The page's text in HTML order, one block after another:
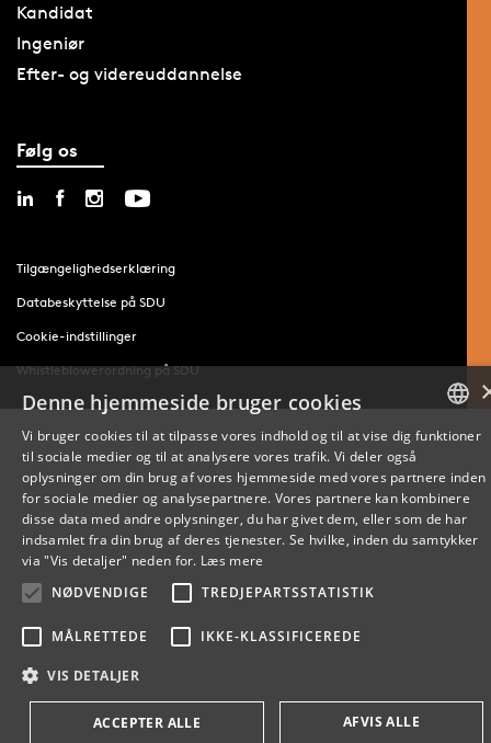
Kandidat
Ingeniør
Efter- og videreuddannelse
Følg os
Tilgængelighedserklæring
Databeskyttelse på SDU
Cookie-indstillinger
Whistleblowerordning på SDU
ENGLISH
Denne hjemmeside bruger cookies
Vi bruger cookies til at tilpasse vores indhold og til at vise dig funktioner
til sociale medier og til at analysere vores trafik. Vi deler også
oplysninger om din brug af vores hjemmeside med vores partnere inden
for sociale medier og analysepartnere. Vores partnere kan kombinere
disse data med andre oplysninger, du har givet dem, eller som de har
indsamlet fra din brug af deres tjenester. Se hvilke, inden du samtykker
via "Vis detaljer" neden for. Læs mere
NØDVENDIGE
TREDJEPARTSSTATISTIK
MÅLRETTEDE IKKE-KLASSIFICEREDE
VIS DETALJER
ACCEPTER ALLE AFVIS ALLE